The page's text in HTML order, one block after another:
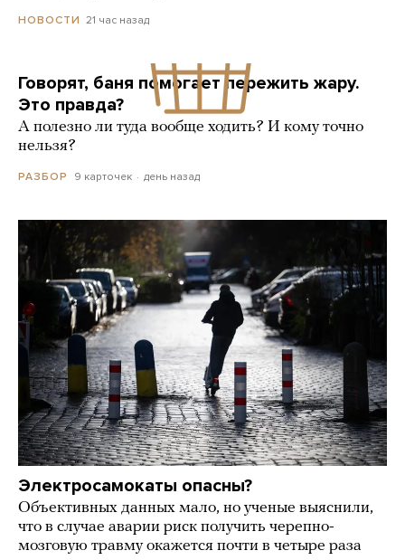
НОВОСТИ 21 час назад
Говорят, баня помогает пережить жару.
Это правда?
А полезно ли туда вообще ходить? И кому точно
нельзя?
РАЗБОР 9 карточек день назад
Электросамокаты опасны?
Объективных данных мало, но ученые выяснили,
что в случае аварии риск получить черепно-
мозговую травму окажется почти в четыре раза